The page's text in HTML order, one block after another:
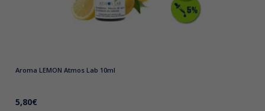
Aroma LEMON Atmos Lab 10ml
5,80€